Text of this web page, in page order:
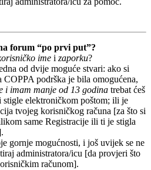
forum “po prvi put”?
ime i zaporku?
od dvije moguće stvari: ako si
podrška je bila omogućena,
i imam manje od 13 godina trebat ćeš
elektroničkom poštom; ili je
tvojeg korisničkog računa [za što si
same Registracije ili ti je stigla
gornje mogućnosti, i još uvijek se ne
administratora/icu [da provjeri što
računom].